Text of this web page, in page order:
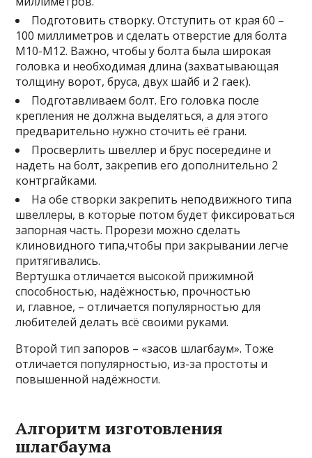
Подготовить створку. Отступить от края 60 –
100 миллиметров и сделать отверстие для болта
М10-М12. Важно, чтобы у болта была широкая
головка и необходимая длина (захватывающая
толщину ворот, бруса, двух шайб и 2 гаек).
Подготавливаем болт. Его головка после
крепления не должна выделяться, а для этого
предварительно нужно сточить её грани.
Просверлить швеллер и брус посередине и
надеть на болт, закрепив его дополнительно 2
контргайками.
На обе створки закрепить неподвижного типа
швеллеры, в которые потом будет фиксироваться
запорная часть. Прорези можно сделать
клиновидного типа,чтобы при закрывании легче
притягивались.
Вертушка отличается высокой прижимной
способностью, надёжностью, прочностью
и, главное, – отличается популярностью для
любителей делать всё своими руками.
Второй тип запоров – «засов шлагбаум». Тоже
отличается популярностью, из-за простоты и
повышенной надёжности.
Алгоритм изготовления
шлагбаума